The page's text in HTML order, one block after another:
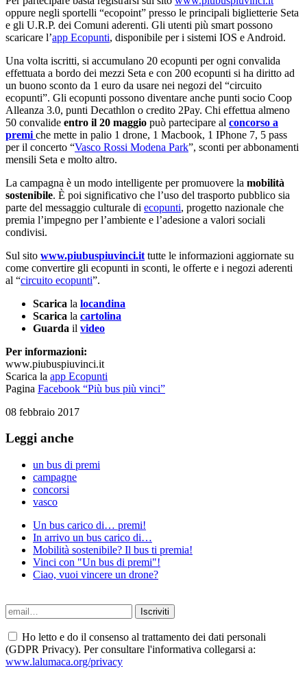
oppure negli sportelli “ecopoint” presso le principali biglietterie Seta
e gli U.R.P. dei Comuni aderenti. Gli utenti più smart possono
scaricare l’app Ecopunti, disponibile per i sistemi IOS e Android.
Una volta iscritti, si accumulano 20 ecopunti per ogni convalida
effettuata a bordo dei mezzi Seta e con 200 ecopunti si ha diritto ad
un buono sconto da 1 euro da usare nei negozi del “circuito
ecopunti”. Gli ecopunti possono diventare anche punti socio Coop
Alleanza 3.0, punti Decathlon o credito 2Pay. Chi effettua almeno
50 convalide entro il 20 maggio può partecipare al concorso a
premi che mette in palio 1 drone, 1 Macbook, 1 IPhone 7, 5 pass
per il concerto “Vasco Rossi Modena Park”, sconti per abbonamenti
mensili Seta e molto altro.
La campagna è un modo intelligente per promuovere la mobilità
sostenibile. È poi significativo che l’uso del trasporto pubblico sia
parte del messaggio culturale di ecopunti, progetto nazionale che
premia l’impegno per l’ambiente e l’adesione a valori sociali
condivisi.
Sul sito www.piubuspiuvinci.it tutte le informazioni aggiornate su
come convertire gli ecopunti in sconti, le offerte e i negozi aderenti
al “circuito ecopunti”.
Scarica la locandina
Scarica la cartolina
Guarda il video
Per informazioni:
www.piubuspiuvinci.it
Scarica la app Ecopunti
Pagina Facebook “Più bus più vinci”
08 febbraio 2017
Leggi anche
un bus di premi
campagne
concorsi
vasco
Un bus carico di… premi!
In arrivo un bus carico di…
Mobilità sostenibile? Il bus ti premia!
Vinci con "Un bus di premi"!
Ciao, vuoi vincere un drone?
Ho letto e do il consenso al trattamento dei dati personali
(GDPR Privacy). Per consultare l'informativa collegarsi a:
www.lalumaca.org/privacy